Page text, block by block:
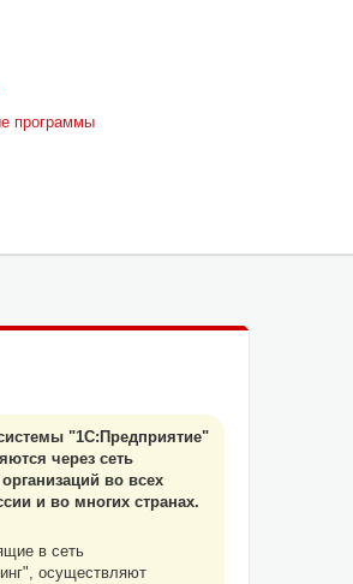
программы
"1С:Предприятие"
через сеть
во всех
и во многих странах.
в сеть
осуществляют